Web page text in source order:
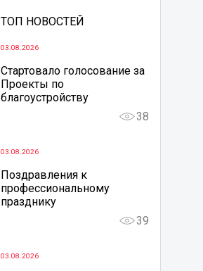
ТОП НОВОСТЕЙ
03.08.2026
Стартовало голосование за
Проекты по
благоустройству
38
03.08.2026
Поздравления к
профессиональному
празднику
39
03.08.2026